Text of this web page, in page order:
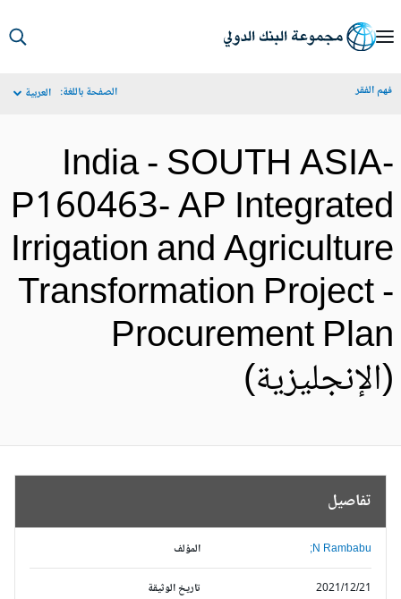
الفقر الصفحة باللغة: العربية
India - SOUTH
P160463- AP
Irrigation and
Transformation Project
Procurement
تفاصيل
المؤلف N Rambabu;
تاريخ الوثيقة 2021/12/21